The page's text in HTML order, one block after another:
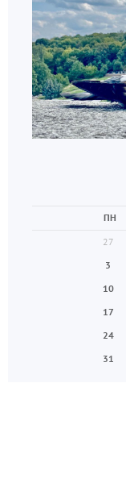
ПН
27
3
10
17
24
31